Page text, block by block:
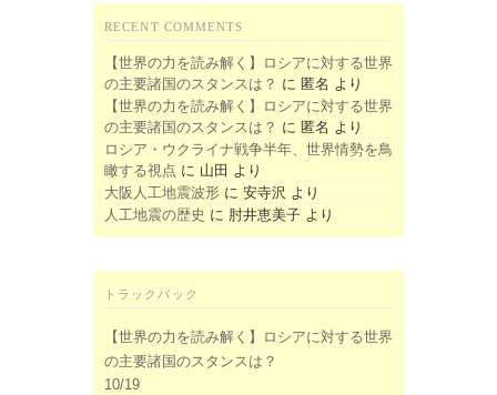
RECENT COMMENTS
【世界の力を読み解く】ロシアに対する世界
の主要諸国のスタンスは？ に 匿名 より
【世界の力を読み解く】ロシアに対する世界
の主要諸国のスタンスは？ に 匿名 より
ロシア・ウクライナ戦争半年、世界情勢を鳥
瞰する視点 に 山田 より
大阪人工地震波形 に 安寺沢 より
人工地震の歴史 に 肘井恵美子 より
トラックバック
【世界の力を読み解く】ロシアに対する世界
の主要諸国のスタンスは？
10/19